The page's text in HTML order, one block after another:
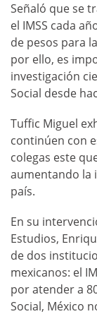
Señaló que se
el IMSS cada
de pesos para
por ello, es
investigación
Social desde
Tuffic Miguel
continúen con
colegas este
aumentando la
país.
En su
Estudios,
de dos
mexicanos: el
por atender a
Social, México